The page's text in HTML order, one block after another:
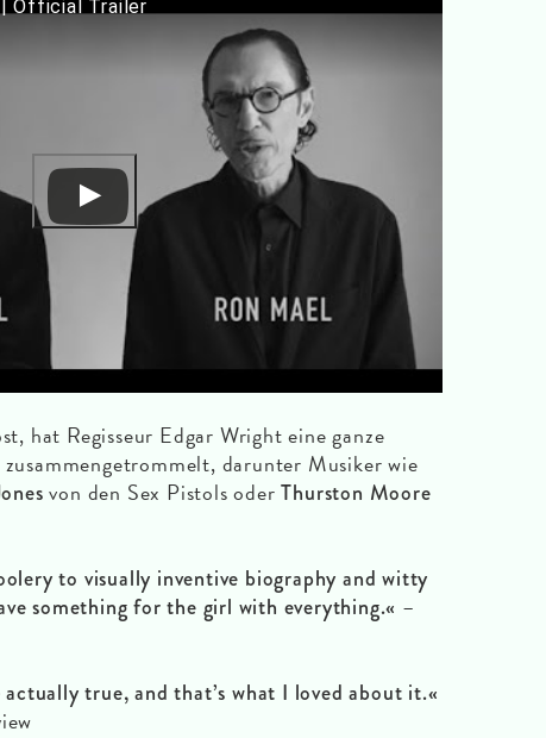
Official Trailer
hat Regisseur Edgar Wright eine ganze
darunter Musiker wie
von den Sex Pistols oderThurston Moore
to visually inventive biography and witty
something for the girl with everything.« –
true, and that’s what I loved about it.«